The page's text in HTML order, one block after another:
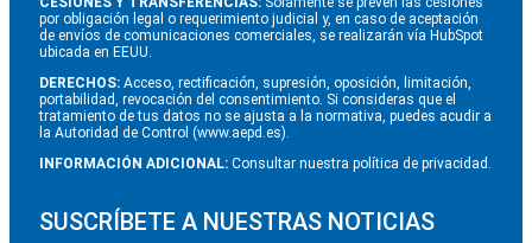
por obligación legal o requerimiento judicial y, en caso de aceptación
de envíos de comunicaciones comerciales, se realizarán vía HubSpot
ubicada en EEUU.
DERECHOS: Acceso, rectificación, supresión, oposición, limitación,
portabilidad, revocación del consentimiento. Si consideras que el
tratamiento de tus datos no se ajusta a la normativa, puedes acudir a
la Autoridad de Control (www.aepd.es).
INFORMACIÓN ADICIONAL: Consultar nuestra política de privacidad.
SUSCRÍBETE A NUESTRAS NOTICIAS